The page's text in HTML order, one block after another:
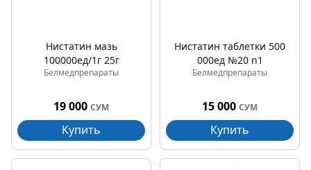
Нистатин мазь
100000ед/1г 25г
Белмедпрепараты
19 000 СУМ
Купить
Нистатин таблетки 500
000ед №20 n1
Белмедпрепараты
15 000 СУМ
Купить